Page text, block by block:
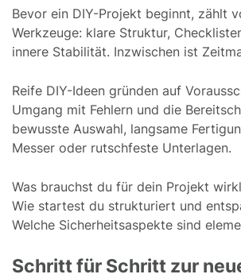
Bevor ein DIY-Projekt beginnt, zählt
Werkzeuge: klare Struktur,
innere Stabilität. Inzwischen ist
Reife DIY-Ideen gründen auf
Umgang mit Fehlern und die
bewusste Auswahl, langsame
Messer oder rutschfeste Unterlagen.
Was brauchst du für dein Projekt
Wie startest du strukturiert und
Welche Sicherheitsaspekte sind
Schritt für Schritt zur